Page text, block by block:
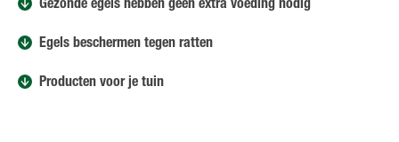
Gezonde egels hebben geen extra voeding nodig
Egels beschermen tegen ratten
Producten voor je tuin